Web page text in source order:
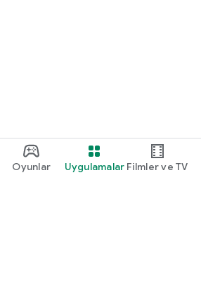
Oyunlar Uygulamalar Filmler ve TV